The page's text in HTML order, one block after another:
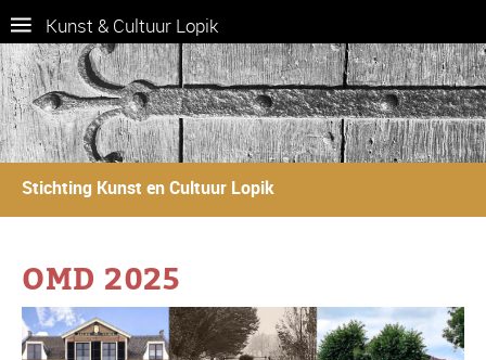
Kunst & Cultuur Lopik
Stichting Kunst en Cultuur Lopik
OMD 2025